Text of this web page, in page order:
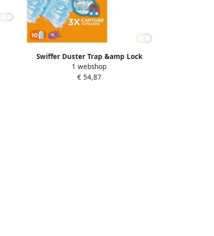
Swiffer Duster Trap &amp Lock
navullingen Met Een Lavendelgeur x10
1 webshop
€ 54,87